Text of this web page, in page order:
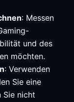
: Messen
und des
möchten.
: Verwenden
Sie eine
Sie nicht